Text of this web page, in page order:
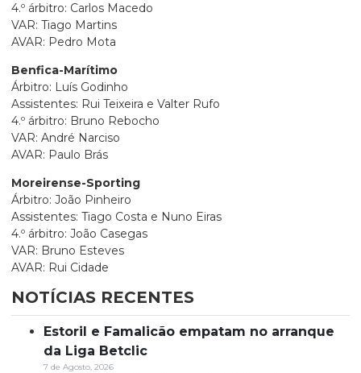
4.º árbitro: Carlos Macedo
VAR: Tiago Martins
AVAR: Pedro Mota
Benfica-Marítimo
Árbitro: Luís Godinho
Assistentes: Rui Teixeira e Valter Rufo
4.º árbitro: Bruno Rebocho
VAR: André Narciso
AVAR: Paulo Brás
Moreirense-Sporting
Árbitro: João Pinheiro
Assistentes: Tiago Costa e Nuno Eiras
4.º árbitro: João Casegas
VAR: Bruno Esteves
AVAR: Rui Cidade
NOTÍCIAS RECENTES
Estoril e Famalicão empatam no arranque
da Liga Betclic
7 de Agosto, 2026